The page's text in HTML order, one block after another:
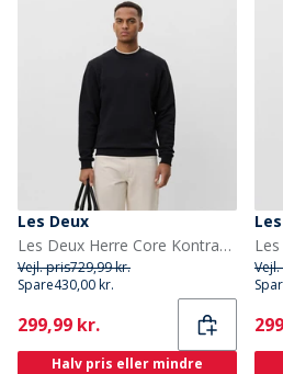
Les Deux
Les Deux Herre Core Kontrast Sweatshirt Sort
Vejl. pris729,99 kr.
Spare430,00 kr.
Current
299,99 kr.
Halv pris eller mindre